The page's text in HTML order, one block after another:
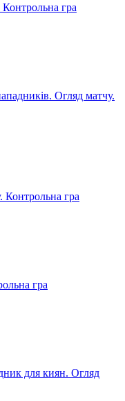
гра
Огляд матчу.
гра
гра
для киян. Огляд